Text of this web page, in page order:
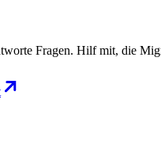
Fragen. Hilf mit, die